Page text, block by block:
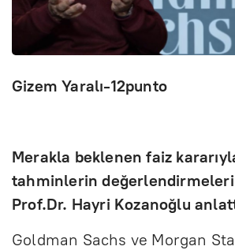
Gizem Yaralı-12punto
Merakla beklenen faiz
tahminlerin
Prof.Dr. Hayri Kozanoğlu
Goldman Sachs ve Morgan